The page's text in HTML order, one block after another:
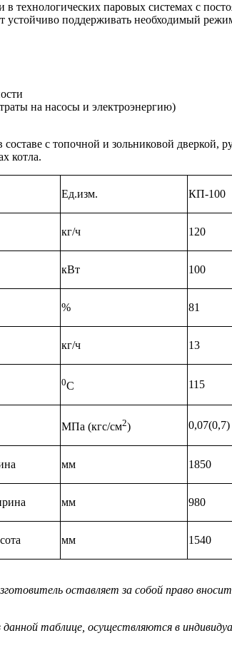
технологических паровых системах с
устойчиво поддерживать необходимый
на насосы и электроэнергию)
составе с топочной и зольниковой
котла.
Ед.изм. КП-100
кг/ч 120
кВт 100
% 81
кг/ч 13
0С 115
МПа (кгс/см2) 0,07(0,7)
мм 1850
мм 980
мм 1540
оставляет за собой право
таблице, осуществляются в